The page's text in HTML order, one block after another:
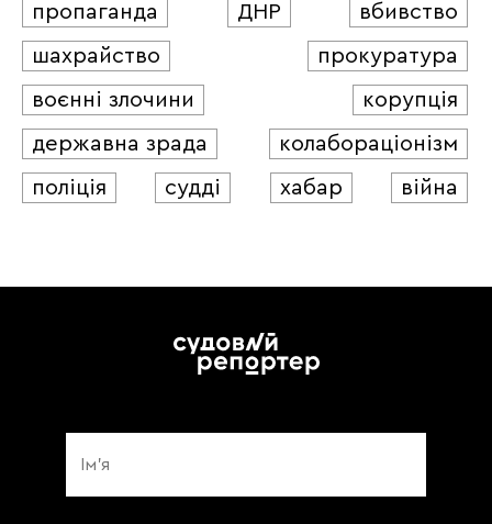
пропаганда
ДНР
вбивство
шахрайство
прокуратура
воєнні злочини
корупція
державна зрада
колабораціонізм
поліція
судді хабар війна